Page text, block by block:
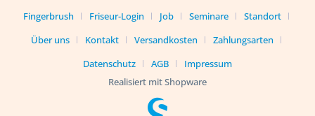
Fingerbrush
Friseur-Login Job Seminare
Standort
Über uns
Kontakt Versandkosten
Zahlungsarten
Datenschutz
AGB
Impressum
Realisiert mit Shopware